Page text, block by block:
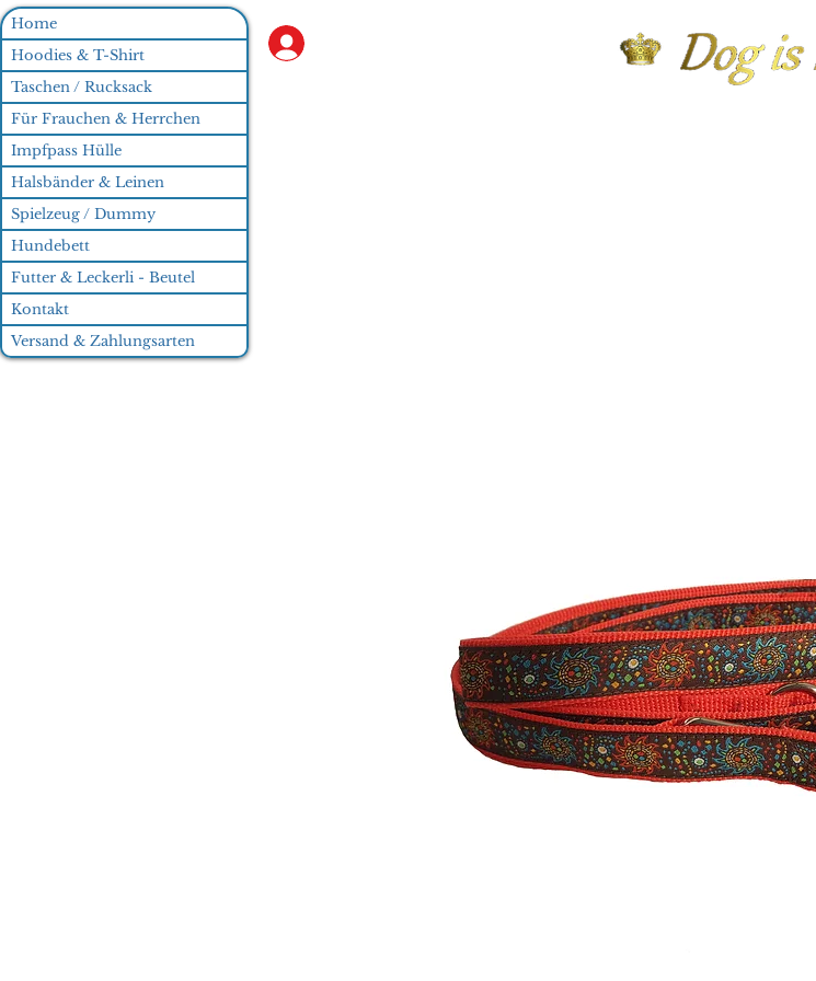
Home
Hoodies & T-Shirt
Taschen / Rucksack
Für Frauchen & Herrchen
Impfpass Hülle
Halsbänder & Leinen
Spielzeug / Dummy
Hundebett
Futter & Leckerli - Beutel
Kontakt
Versand & Zahlungsarten